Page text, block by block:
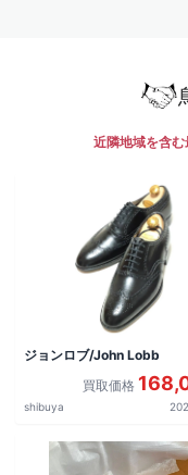
近隣地域を含む
ジョンロブ/John Lobb
買取価格
shibuya